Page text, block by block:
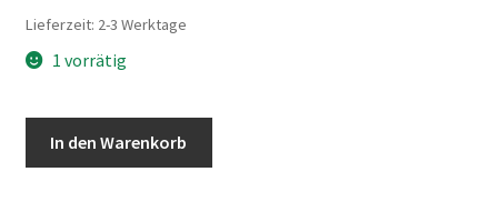
Lieferzeit: 2-3 Werktage
1 vorrätig
In den Warenkorb